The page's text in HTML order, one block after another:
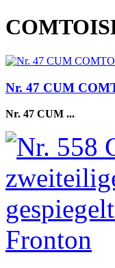
Nr. 47 CUM
Nr. 47 CUM ...